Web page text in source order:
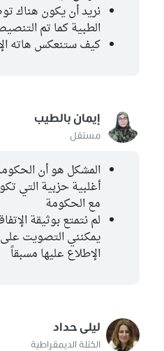
نريد أن يكون هناك
الطبية كما تم
كيف ستنعكس هاته
إيمان بالطيب
مستقل
المشكل هو أن
أغلبية حزبية التي
مع الحكومة
لم نتمتع بوثيقة
يمكنني التصويت على
الإطلاع عليها مسبقاً
ليلى حداد
الكتلة الديمقراطية